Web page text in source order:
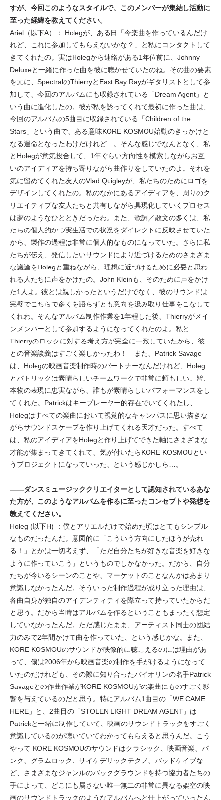
すが、今回このようなスタイルで、このメンバーが集結し活動に
至った経緯を教えてください。
Ariel（以下A）： Holegが、ある日「今楽曲を作っているんだけ
れど、これに参加してもらえないかな？」と私にコンタクトして
きてくれたの。実はHolegから連絡がある1年位前に、Johnny
Deluxeと一緒に作った曲を彼に聴かせていたのね。その曲の要素
を元に、SpectralのThierryとEast Bay Rayがギタリストとして参
加して、今回のアルバムにも収録されている「Dream Agent」と
いう曲に進化したの。彼が私を誘ってくれて最初に作った曲は、
今回のアルバムの5曲目に収録されている「Children of the
Stars」という曲で、ある意味KORE KOSMOU始動のきっかけと
なる運命となったわけだけれど…。そんな感じでなんとなく、私
とHolegが意気投合して、1年ぐらい方向性を模索しながらお互
いのアイディアを持ち寄りながら曲作りをしていたのよ。それを
気に留めてくれた友人のVlad Quigleyが、私たちのためにロゴを
デザインしてくれたの。私のなかにあるアイディアを、周りのク
リエイティブな友人たちと共有しながら具現化していくプロセス
は夢のようなひとときだったわ。また、歌詞／散文の多くは、私
たちの個人的かつ実生活での状況をダイレクトに反映させていた
から、製作の過程は非常に個人的なものになっていた。さらに私
たちが伝え、発信したいサウンドにより近づけるためのさまざま
な議論をHolegと重ねながら、理想に近づけるために必要と思わ
れる人たちに声をかけたの。John Kleinも、そのために声をかけ
た1人よ。彼とは親しかったというだけでなく、彼のサウンドは
完璧でこちらで多くを語らずとも意向を汲み取り仕事をこなして
くれわ。そんなアルバム制作作業を1年程した後、Thierryがメイ
ンメンバーとして参加するようになってくれたのよ。私と
Thierryのロックに対する考え方が完全に一致していたから、彼
との音楽談義はすごく楽しかったわ！ また、Patrick Savage
は、Holegの映画音楽制作時のパートナーなんだけれど、Holeg
とパトリックは素晴らしいチームワークで非常に頼もしい。皆、
本物の表現に忠実ながら、誰もが素晴らしいパフォーマンスをし
てくれた。Patrickはキープレーヤー的存在でいてくれたし、
Holegはすべての楽曲において視覚的なキャンパスに思い描きな
がらサウンドスケープを作り上げてくれる天才だった。すべて
は、私のアイディアをHolegと作り上げてできた軸にさまざまな
才能が集まってきてくれて、気が付いたらKORE KOSMOUとい
うプロジェクトになっていった、という感じかしら…。
――ダンスミュージッククリエイターとして認知されているあな
た方が、このようなアルバムを作るに至ったコンセプトや発想を
教えてください。
Holeg (以下H) ：僕とアリエルだけで始めた頃はとてもシンプル
なものだったんだ。意図的に「こういう方向にしたほうが売れ
る！」とかは一切考えず、「ただ自分たちが好きな音楽を好きな
ように作っていこう」というものでしかなかった。だから、自分
たちが今いるシーンのことや、マーケットのことなんかはあまり
意識しなかったんだ。そういった制作過程が成り立った理由は、
各曲自身が独自のアイデンティティを際立って持っていたからだ
と思う。だから当時はアルバムを作るということもまったく想定
していなかったんだ。ただ感じたまま、アーティスト同士の団結
力のみで2年間かけて曲を作っていた、という感じかな。また、
KORE KOSMOUのサウンドが映像的に聴こえるのには理由があ
って、僕は2006年から映画音楽の制作を手がけるようになって
いたのだけれども、その際に知り合ったバイオリンの名手Patrick
Savageとの作曲作業がKORE KOSMOUがの楽曲にものすごく影
響を与えているのだと思う。特にアルバム1曲目の「WE CAME
HERE」と、2曲目の「STOLEN LIGHT DREAM AGENT」は
Patrickと一緒に制作していて、映画のサウンドトラックをすごく
意識しているのが聴いていてわかってもらえると思うんだ。こう
やって KORE KOSMOUのサウンドはクラシック、映画音楽、パ
ンク、グラムロック、サイケデリックテクノ、バッドケイブな
ど、さまざまなジャンルのバックグラウンドを持つ協力者たちの
手によって、どこにも属さない唯一無二の非常に異なる架空の映
画のサウンドトラックのようなアルバムへと仕上がっていったん